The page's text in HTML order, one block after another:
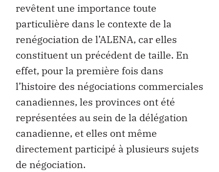
revêtent une importance toute
particulière dans le contexte de la
renégociation de l’ALENA, car elles
constituent un précédent de taille. En
effet, pour la première fois dans
l’histoire des négociations commerciales
canadiennes, les provinces ont été
représentées au sein de la délégation
canadienne, et elles ont même
directement participé à plusieurs sujets
de négociation.